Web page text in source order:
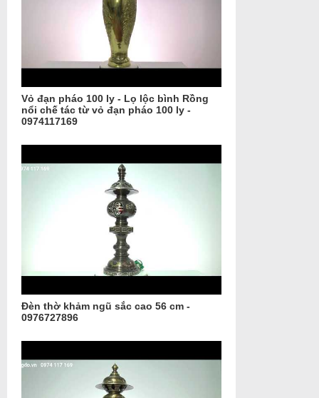
Vỏ đạn pháo 100 ly - Lọ lộc bình Rồng
nổi chế tác từ vỏ đạn pháo 100 ly -
0974117169
Đèn thờ khảm ngũ sắc cao 56 cm -
0976727896